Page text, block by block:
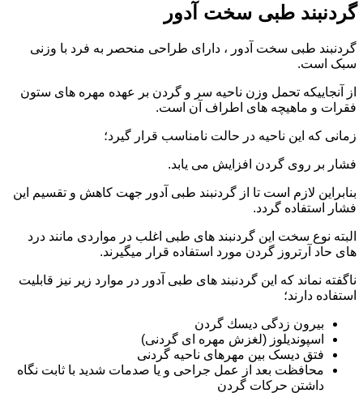
گردنبند طبی سخت آدور
گردنبند طبی سخت آدور ، دارای طراحی منحصر به فرد با وزنی
سبک است.
از آنجاییکه تحمل وزن ناحیه سر و گردن بر عهده مهره های ستون
فقرات و ماهیچه های اطراف آن است.
زمانی که این ناحیه در حالت نامناسب قرار گیرد؛
فشار بر روی گردن افزایش می یابد.
بنابراین لازم است تا از گردنبند طبی آدور جهت کاهش و تقسیم این
فشار استفاده گردد.
البته نوع سخت این گردنبند های طبی اغلب در مواردی مانند درد
های حاد آرتروز گردن مورد استفاده قرار میگیرند.
ناگفته نماند که این گردنبند های طبی آدور در موارد زیر نیز قابلیت
استفاده دارند؛
بيرون زدگی ديسك گردن
اسپوندیلوز (لغزش مهره ای گردنی)
فتق دیسک بین مهرهای ناحیه گردنی
محافظت بعد از عمل جراحی و یا صدمات شدید با ثابت نگاه
داشتن حرکات گردن